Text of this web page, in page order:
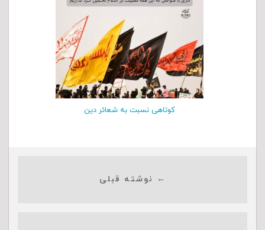
کوتاهی نسبت به شعائر دین
← نوشته قبلی